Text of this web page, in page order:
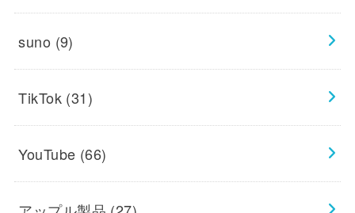
suno (9)
TikTok (31)
YouTube (66)